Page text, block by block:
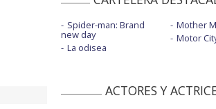
Spider-man: Brand
new day
La odisea
Mother
Motor
ACTORES Y